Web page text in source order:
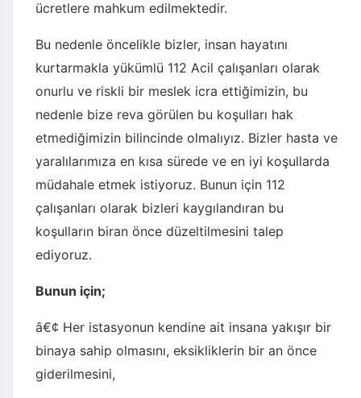
ücretlere mahkum edilmektedir.
Bu nedenle öncelikle bizler, insan hayatını
kurtarmakla yükümlü 112 Acil çalışanları olarak
onurlu ve riskli bir meslek icra ettiğimizin, bu
nedenle bize reva görülen bu koşulları hak
etmediğimizin bilincinde olmalıyız. Bizler hasta ve
yaralılarımıza en kısa sürede ve en iyi koşullarda
müdahale etmek istiyoruz. Bunun için 112
çalışanları olarak bizleri kaygılandıran bu
koşulların biran önce düzeltilmesini talep
ediyoruz.
Bunun için;
â€¢ Her istasyonun kendine ait insana yakışır bir
binaya sahip olmasını, eksikliklerin bir an önce
giderilmesini,